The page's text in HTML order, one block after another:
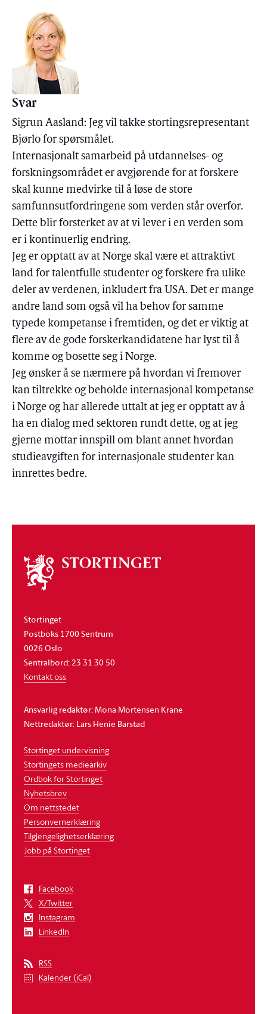
Svar
Sigrun Aasland: Jeg vil takke stortingsrepresentant
Bjørlo for spørsmålet.
Internasjonalt samarbeid på utdannelses- og
forskningsområdet er avgjørende for at forskere
skal kunne medvirke til å løse de store
samfunnsutfordringene som verden står overfor.
Dette blir forsterket av at vi lever i en verden som
er i kontinuerlig endring.
Jeg er opptatt av at Norge skal være et attraktivt
land for talentfulle studenter og forskere fra ulike
deler av verdenen, inkludert fra USA. Det er mange
andre land som også vil ha behov for samme
typede kompetanse i fremtiden, og det er viktig at
flere av de gode forskerkandidatene har lyst til å
komme og bosette seg i Norge.
Jeg ønsker å se nærmere på hvordan vi fremover
kan tiltrekke og beholde internasjonal kompetanse
i Norge og har allerede uttalt at jeg er opptatt av å
ha en dialog med sektoren rundt dette, og at jeg
gjerne mottar innspill om blant annet hvordan
studieavgiften for internasjonale studenter kan
innrettes bedre.
Om
stortinget
Stortinget
Postboks 1700 Sentrum
0026 Oslo
Sentralbord: 23 31 30 50
Kontakt oss
Ansvarlig redaktør: Mona Mortensen Krane
Nettredaktør: Lars Henie Barstad
Stortinget undervisning
Stortingets mediearkiv
Ordbok for Stortinget
Nyhetsbrev
Om nettstedet
Personvernerklæring
Tilgjengelighetserklæring
Jobb på Stortinget
Facebook
X/Twitter
Instagram
LinkedIn
RSS
Kalender (iCal)